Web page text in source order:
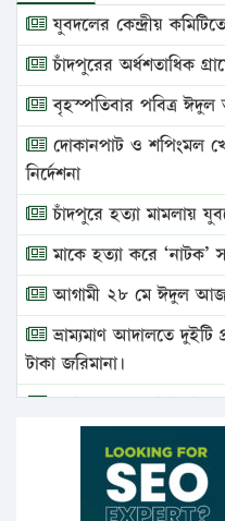
যুবদলের কেন্দ্রীয়
চাঁদপুরের অর্ধশতাধিক
বৃহস্পতিবার পবিত্র
দোকানপাট ও শপিংমল
নির্দেশনা
চাঁদপুরে হত্যা মামলায়
মাকে হত্যা করে ‘নাটক’
আগামী ২৮ মে ঈদুল
ভ্রাম্যমাণ আদালতে দুইটি
টাকা জরিমানা।
এবার লঞ্চের ভাড়া বাড়ল
১৭ থেকে ২১ শতাংশ
১৬ মে চাঁদপুর ও ২৫ মে